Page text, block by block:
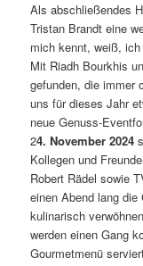
Als abschließendes
Tristan Brandt eine
mich kennt, weiß,
Mit Riadh Bourkhis
gefunden, die immer
uns für dieses Jahr
neue Genuss-
24. November 2024
Kollegen und
Robert Rädel sowie
einen Abend lang
kulinarisch
werden einen Gang
Gourmetmenü